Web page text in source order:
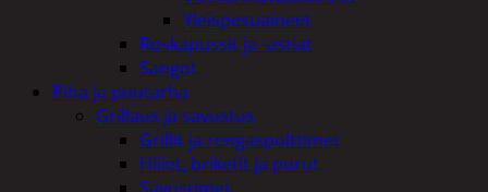
Yleispesuaineet
Roskapussit ja -astiat
Sangot
Piha ja puutarha
Grillaus ja savustus
Grillit ja rengaspolttimet
Hiilet, briketit ja purut